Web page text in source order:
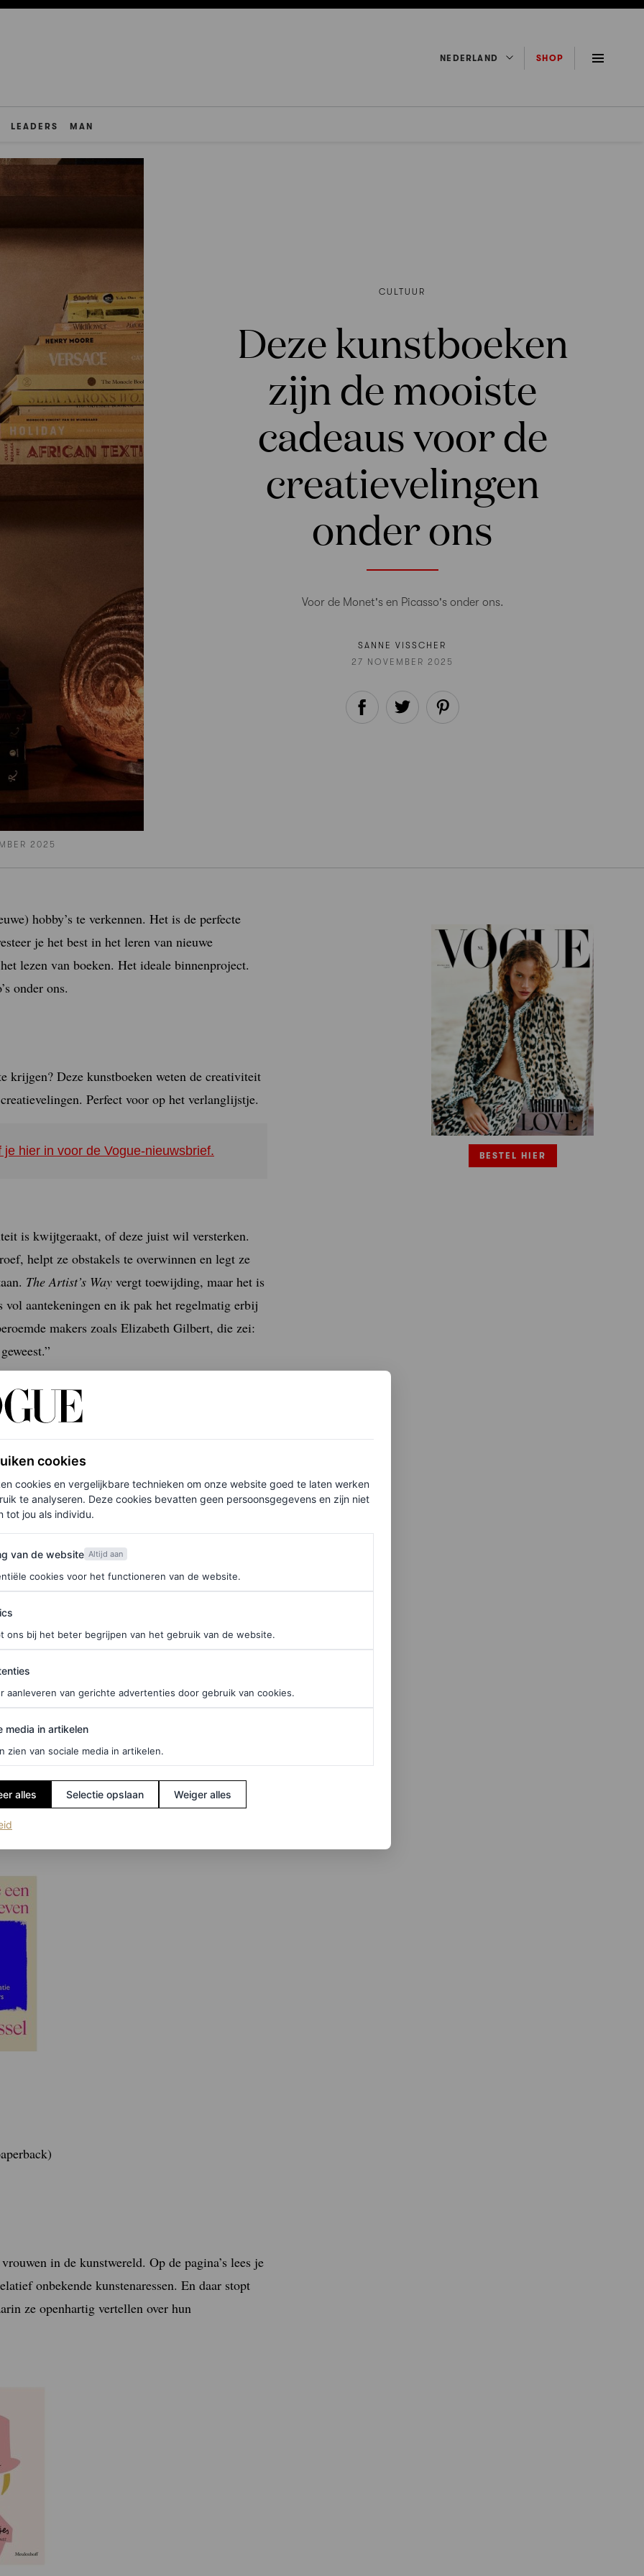
NEDERLAND SHOP
LEADERS MAN
2025
CULTUUR
Deze kunstboeken
zijn de mooiste
cadeaus voor de
creatievelingen
onder ons
Voor de Monet's en Picasso's onder ons.
SANNE VISSCHER
27 NOVEMBER 2025
hobby’s te verkennen. Het is de perfecte
je het best in het leren van nieuwe
lezen van boeken. Het ideale binnenproject.
onder ons.
krijgen? Deze kunstboeken weten de creativiteit
Perfect voor op het verlanglijstje.
hier in voor de Vogue-nieuwsbrief.
is kwijtgeraakt, of deze juist wil versterken.
helpt ze obstakels te overwinnen en legt ze
The Artist’s Way vergt toewijding, maar het is
aantekeningen en ik pak het regelmatig erbij
makers zoals Elizabeth Gilbert, die zei:
hoe leid je een kunstrijk leven? Dit boek,
kunstenaars. Zodat jij elke dag van het jaar
BESTEL HIER
in de kunstwereld. Op de pagina’s lees je
onbekende kunstenaressen. En daar stopt
ze openhartig vertellen over hun
cookies
cookies en vergelijkbare technieken om onze website goed te laten werken
te analyseren. Deze cookies bevatten geen persoonsgegevens en zijn niet
tot jou als individu.
de website
van de website Altijd aan
cookies voor het functioneren van de website.
ons bij het beter begrijpen van het gebruik van de website.
aanleveren van gerichte advertenties door gebruik van cookies.
in artikelen
media in artikelen
zien van sociale media in artikelen.
alles Selectie opslaan Weiger alles